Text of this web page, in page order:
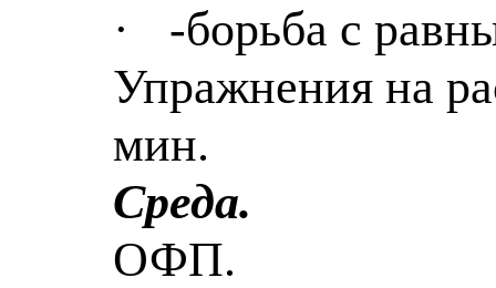
·
-борьба с
Упражнения на
мин.
Среда.
ОФП.